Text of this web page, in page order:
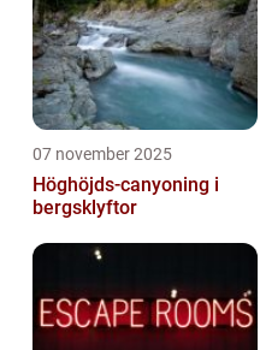
07 november 2025
Höghöjds-canyoning i
bergsklyftor